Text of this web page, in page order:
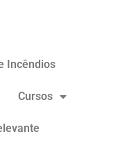
Incêndios
Cursos